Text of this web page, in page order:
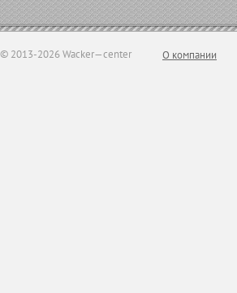
© 2013-2026 Wacker—center О компании